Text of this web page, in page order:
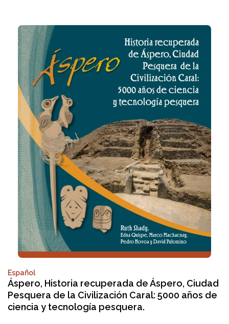
Español
Áspero, Historia recuperada de Áspero, Ciudad
Pesquera de la Civilización Caral: 5000 años de
ciencia y tecnología pesquera.